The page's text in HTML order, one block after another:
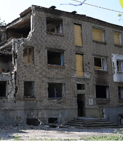
Запорізької
комісії з
передає «Відбудова.